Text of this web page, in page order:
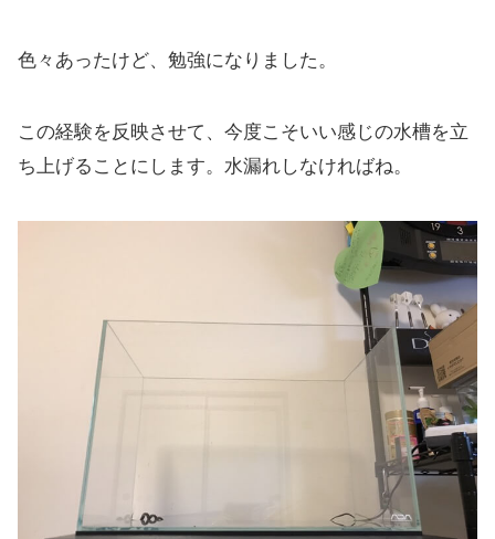
色々あったけど、勉強になりました。
この経験を反映させて、今度こそいい感じの水槽を立
ち上げることにします。水漏れしなければね。